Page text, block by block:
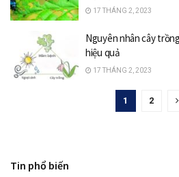
17 THÁNG 2, 2023
Nguyên nhân cây
hiệu quả
17 THÁNG 2, 2023
1 2
Tin phổ biến